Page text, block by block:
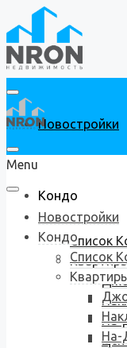
Новостройки
Кондо
Список
На-
Menu
Новостройки
Кондо
Список
На-